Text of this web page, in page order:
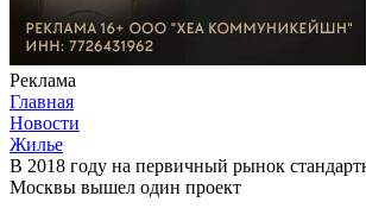
Реклама
Главная
Новости
Жилье
В 2018 году на первичный рынок
Москвы вышел один проект